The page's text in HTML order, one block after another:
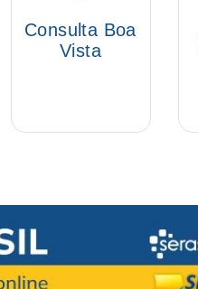
Consulta Boa
Vista